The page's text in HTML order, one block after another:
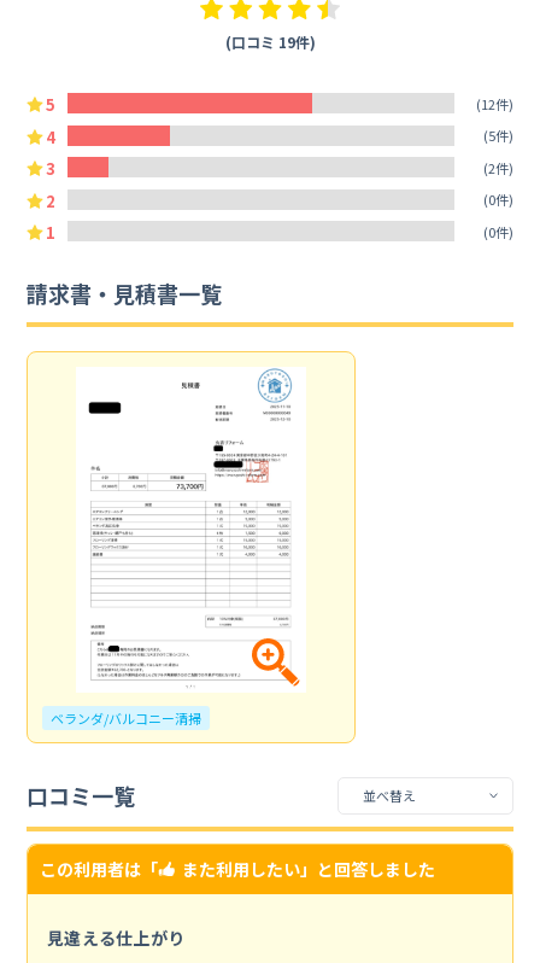
(口コミ 19件)
5 (12件)
4 (5件)
3 (2件)
2 (0件)
1 (0件)
請求書・見積書一覧
ベランダ/バルコニー清掃
口コミ一覧
この利用者は「 また利用したい」と回答しました
見違える仕上がり